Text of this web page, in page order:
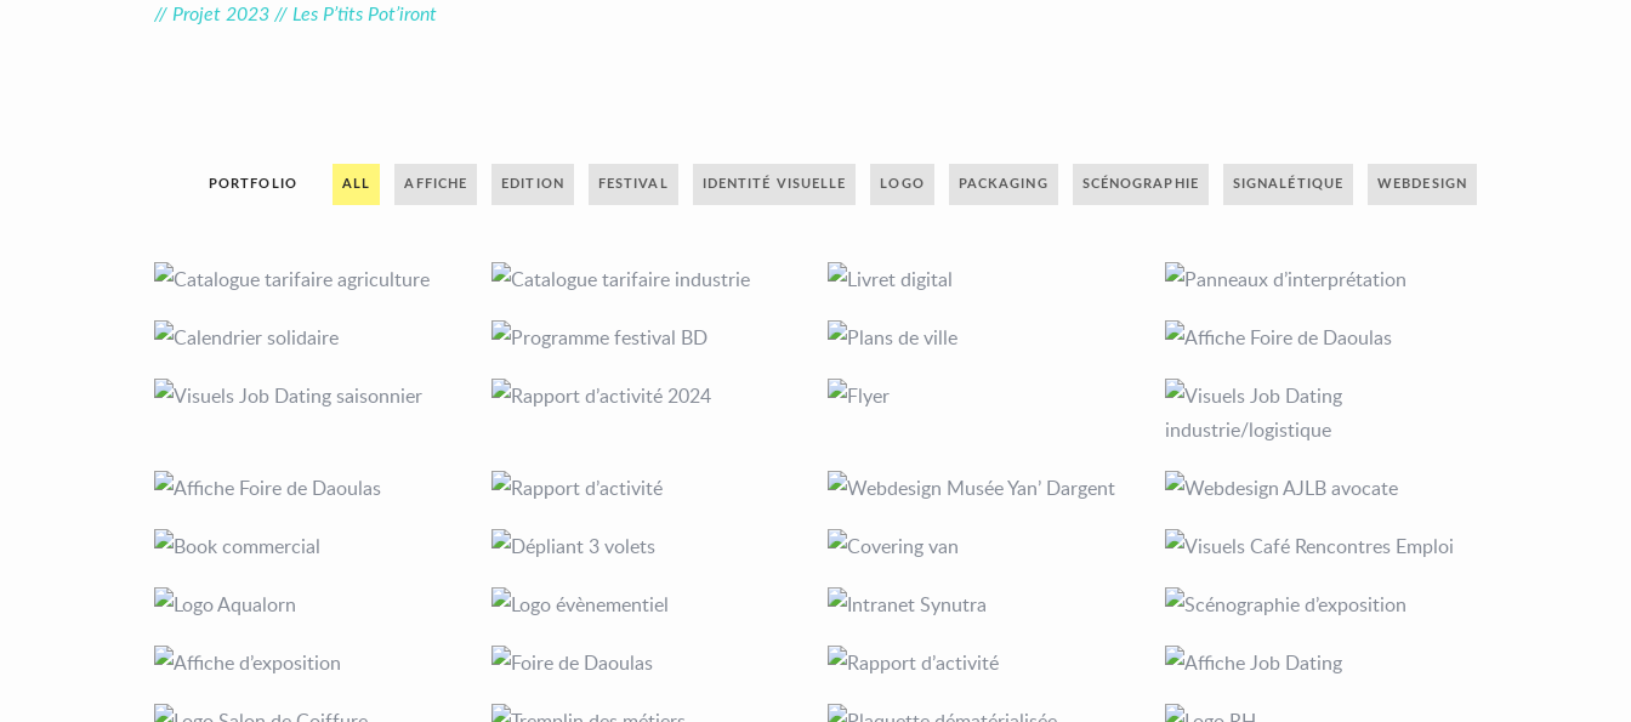
// Projet 2023 // Les P’tits Pot’iront
PORTFOLIO ALL AFFICHE EDITION FESTIVAL IDENTITÉ VISUELLE LOGO PACKAGING SCÉNOGRAPHIE SIGNALÉTIQUE WEBDESIGN